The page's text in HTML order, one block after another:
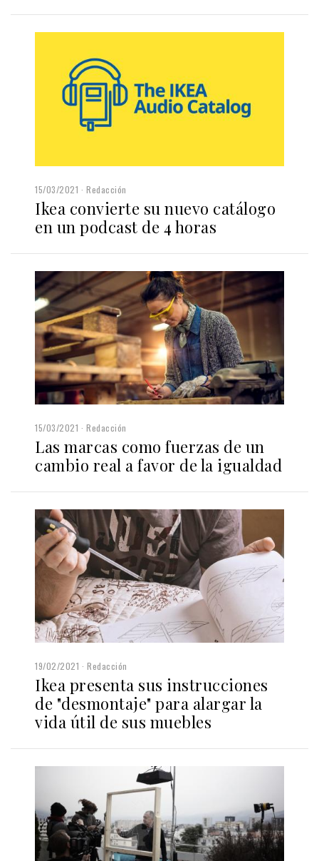
15/03/2021 Redacción
Ikea convierte su nuevo catálogo
en un podcast de 4 horas
15/03/2021 Redacción
Las marcas como fuerzas de un
cambio real a favor de la igualdad
19/02/2021 Redacción
Ikea presenta sus instrucciones
de "desmontaje" para alargar la
vida útil de sus muebles